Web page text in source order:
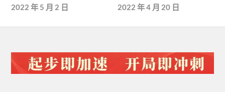
2022 年 5 月 2 日 2022 年 4 月 20 日